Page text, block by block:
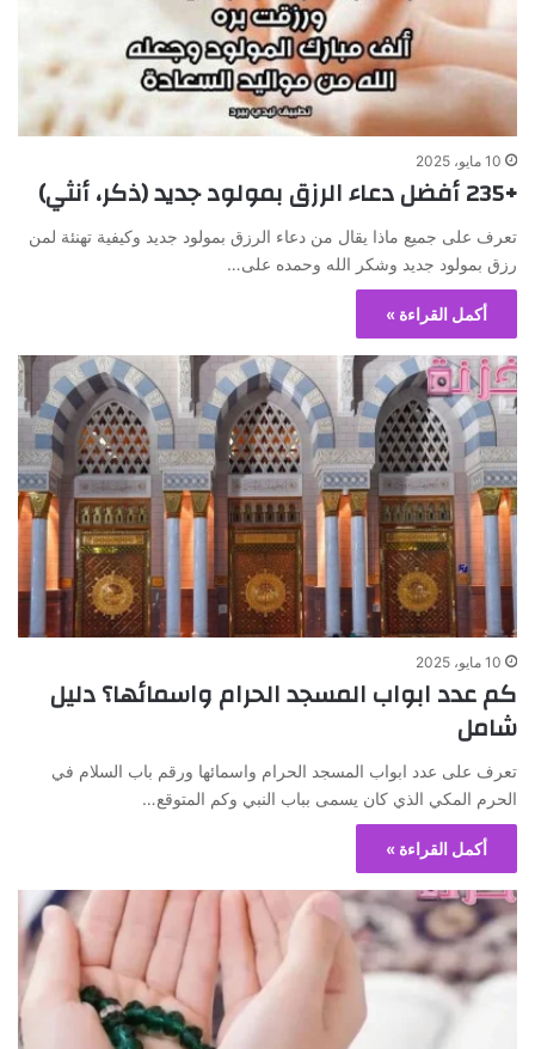
10 مايو، 2025
+235 أفضل دعاء الرزق بمولود جديد (ذكر، أنثي)
تعرف على جميع ماذا يقال من دعاء الرزق بمولود جديد وكيفية تهنئة لمن
رزق بمولود جديد وشكر الله وحمده على…
أكمل القراءة »
10 مايو، 2025
كم عدد ابواب المسجد الحرام واسمائها؟ دليل
شامل
تعرف على عدد ابواب المسجد الحرام واسمائها ورقم باب السلام في
الحرم المكي الذي كان يسمى بباب النبي وكم المتوقع…
أكمل القراءة »